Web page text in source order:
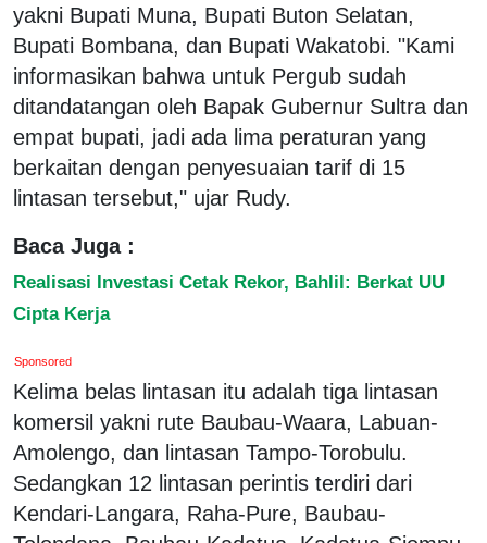
yakni Bupati Muna, Bupati Buton Selatan,
Bupati Bombana, dan Bupati Wakatobi. "Kami
informasikan bahwa untuk Pergub sudah
ditandatangan oleh Bapak Gubernur Sultra dan
empat bupati, jadi ada lima peraturan yang
berkaitan dengan penyesuaian tarif di 15
lintasan tersebut," ujar Rudy.
Baca Juga :
Realisasi Investasi Cetak Rekor, Bahlil: Berkat UU
Cipta Kerja
Sponsored
Kelima belas lintasan itu adalah tiga lintasan
komersil yakni rute Baubau-Waara, Labuan-
Amolengo, dan lintasan Tampo-Torobulu.
Sedangkan 12 lintasan perintis terdiri dari
Kendari-Langara, Raha-Pure, Baubau-